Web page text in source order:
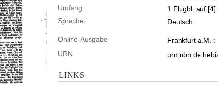
Umfang
1 Flugbl. auf [4]
Sprache
Deutsch
Online-Ausgabe
Frankfurt a.M. :
URN
LINKS